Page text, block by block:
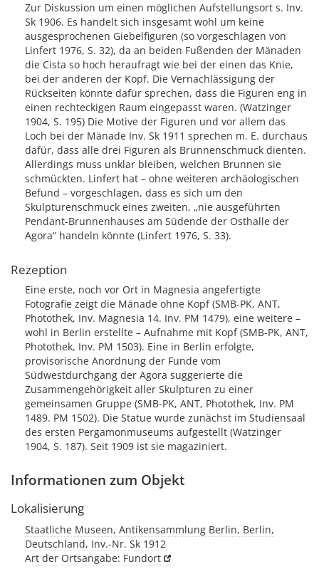
Zur Diskussion um einen möglichen Aufstellungsort s. Inv.
Sk 1906. Es handelt sich insgesamt wohl um keine
ausgesprochenen Giebelfiguren (so vorgeschlagen von
Linfert 1976, S. 32), da an beiden Fußenden der Mänaden
die Cista so hoch heraufragt wie bei der einen das Knie,
bei der anderen der Kopf. Die Vernachlässigung der
Rückseiten könnte dafür sprechen, dass die Figuren eng in
einen rechteckigen Raum eingepasst waren. (Watzinger
1904, S. 195) Die Motive der Figuren und vor allem das
Loch bei der Mänade Inv. Sk 1911 sprechen m. E. durchaus
dafür, dass alle drei Figuren als Brunnenschmuck dienten.
Allerdings muss unklar bleiben, welchen Brunnen sie
schmückten. Linfert hat – ohne weiteren archäologischen
Befund – vorgeschlagen, dass es sich um den
Skulpturenschmuck eines zweiten, „nie ausgeführten
Pendant-Brunnenhauses am Südende der Osthalle der
Agora“ handeln könnte (Linfert 1976, S. 33).
Rezeption
Eine erste, noch vor Ort in Magnesia angefertigte
Fotografie zeigt die Mänade ohne Kopf (SMB-PK, ANT,
Photothek, Inv. Magnesia 14. Inv. PM 1479), eine weitere –
wohl in Berlin erstellte – Aufnahme mit Kopf (SMB-PK, ANT,
Photothek, Inv. PM 1503). Eine in Berlin erfolgte,
provisorische Anordnung der Funde vom
Südwestdurchgang der Agora suggerierte die
Zusammengehörigkeit aller Skulpturen zu einer
gemeinsamen Gruppe (SMB-PK, ANT, Photothek, Inv. PM
1489. PM 1502). Die Statue wurde zunächst im Studiensaal
des ersten Pergamonmuseums aufgestellt (Watzinger
1904, S. 187). Seit 1909 ist sie magaziniert.
Informationen zum Objekt
Lokalisierung
Staatliche Museen, Antikensammlung Berlin, Berlin,
Deutschland, Inv.-Nr. Sk 1912
Art der Ortsangabe: Fundort